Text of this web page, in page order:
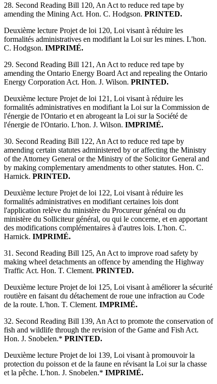
28. Second Reading Bill 120, An Act to reduce red tape by
amending the Mining Act. Hon. C. Hodgson. PRINTED.
Deuxième lecture Projet de loi 120, Loi visant à réduire les
formalités administratives en modifiant la Loi sur les mines. L'hon.
C. Hodgson. IMPRIMÉ.
29. Second Reading Bill 121, An Act to reduce red tape by
amending the Ontario Energy Board Act and repealing the Ontario
Energy Corporation Act. Hon. J. Wilson. PRINTED.
Deuxième lecture Projet de loi 121, Loi visant à réduire les
formalités administratives en modifiant la Loi sur la Commission de
l'énergie de l'Ontario et en abrogeant la Loi sur la Société de
l'énergie de l'Ontario. L'hon. J. Wilson. IMPRIMÉ.
30. Second Reading Bill 122, An Act to reduce red tape by
amending certain statutes administered by or affecting the Ministry
of the Attorney General or the Ministry of the Solicitor General and
by making complementary amendments to other statutes. Hon. C.
Harnick. PRINTED.
Deuxième lecture Projet de loi 122, Loi visant à réduire les
formalités administratives en modifiant certaines lois dont
l'application relève du ministère du Procureur général ou du
ministère du Solliciteur général, ou qui le concerne, et en apportant
des modifications complémentaires à d'autres lois. L'hon. C.
Harnick. IMPRIMÉ.
31. Second Reading Bill 125, An Act to improve road safety by
making wheel detachments an offence by amending the Highway
Traffic Act. Hon. T. Clement. PRINTED.
Deuxième lecture Projet de loi 125, Loi visant à améliorer la sécurité
routière en faisant du détachement de roue une infraction au Code
de la route. L'hon. T. Clement. IMPRIMÉ.
32. Second Reading Bill 139, An Act to promote the conservation of
fish and wildlife through the revision of the Game and Fish Act.
Hon. J. Snobelen.* PRINTED.
Deuxième lecture Projet de loi 139, Loi visant à promouvoir la
protection du poisson et de la faune en révisant la Loi sur la chasse
et la pêche. L'hon. J. Snobelen.* IMPRIMÉ.